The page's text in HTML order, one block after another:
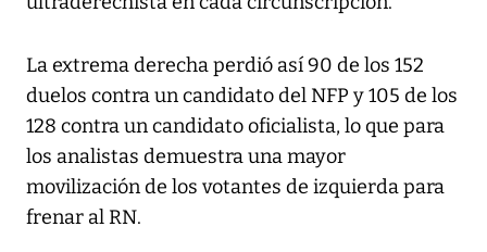
La extrema derecha perdió así 90 de los 152
duelos contra un candidato del NFP y 105 de los
128 contra un candidato oficialista, lo que para
los analistas demuestra una mayor
movilización de los votantes de izquierda para
frenar al RN.